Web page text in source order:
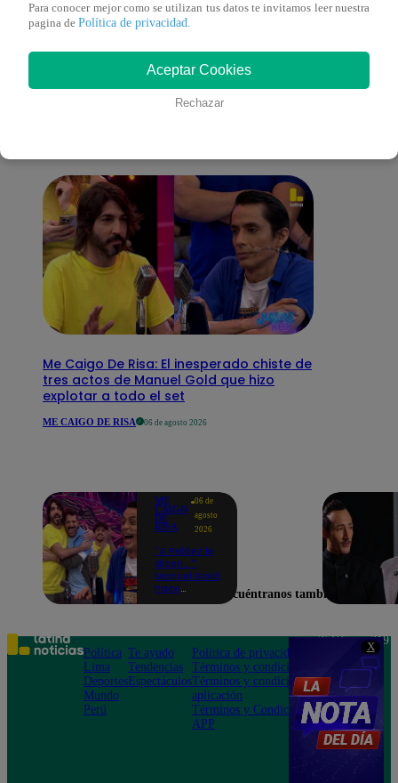
X
También te puede
interesar
Me Caigo De Risa: El inesperado chiste de
tres actos de Manuel Gold que hizo
explotar a todo el set
ME CAIGO DE RISA 06 de agosto 2026
ME
CAIGO
DE
RISA
06 de
agosto
2026
"A Peláez le
dicen...":
Manuel Gold
hace
de contar el
chiste
Para conocer mejor como se utilizan tus datos te invitamos leer nuestra
pagina de Política de privacidad
Aceptar Cookies
Rechazar
Encuéntranos también en
Política
Lima
Deportes
Mundo
Perú
Te ayudo
Tendencias
Espectáculos
Política de privacidad
Términos y condiciones
Términos y condiciones
aplicación
Términos y Condiciones
APP
Teléfono: 219
Av. San
Felipe 968
Jesús María